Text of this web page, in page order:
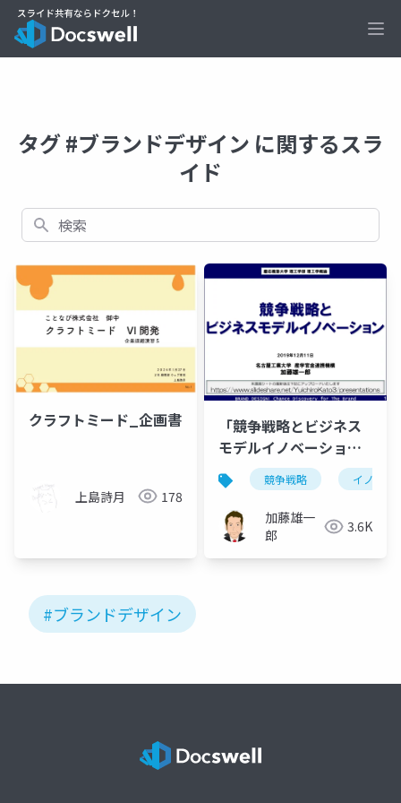
タグ #ブランドデザイン に関するスラ
イド
検索
クラフトミード_企画書
上島詩月 178
「競争戦略とビジネス
モデルイノベーショ
ン」
競争戦略 イノベー
加藤雄一
郎
3.6K
#ブランドデザイン